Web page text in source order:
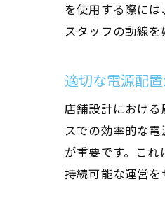
を使用する際に
スタッフの動線
適切な電源配
店舗設計におけ
スでの効率的な
が重要です。こ
持続可能な運営を